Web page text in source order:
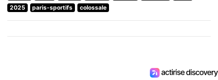
2025
paris-sportifs colossale